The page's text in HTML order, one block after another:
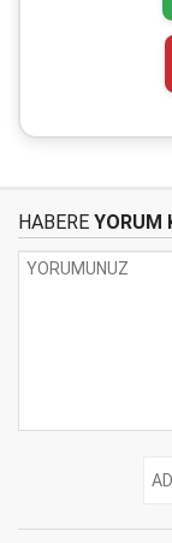
HABERE YORUM